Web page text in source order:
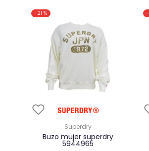
-21 %
superdry
buzo mujer superdry
5944965
-